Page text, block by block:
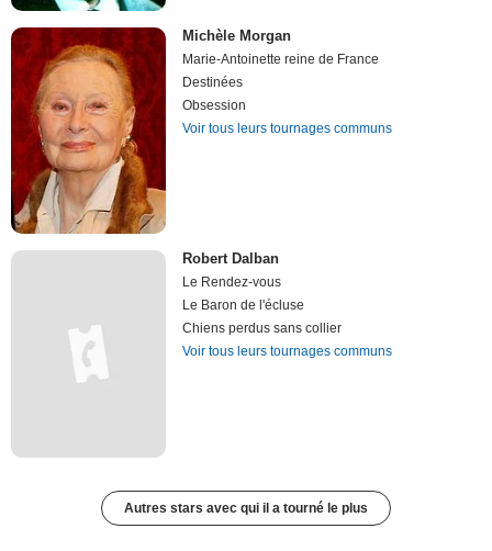
Michèle Morgan
Marie-Antoinette reine de France
Destinées
Obsession
Voir tous leurs tournages communs
Robert Dalban
Le Rendez-vous
Le Baron de l'écluse
Chiens perdus sans collier
Voir tous leurs tournages communs
Autres stars avec qui il a tourné le plus